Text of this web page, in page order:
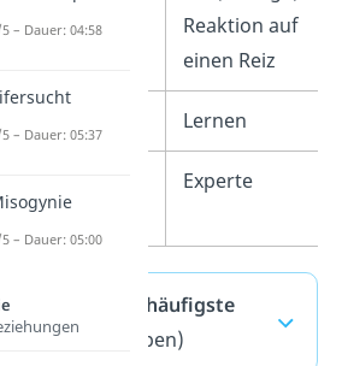
Reaktion auf
einen Reiz
Lernen
Experte
— häufigste
(ausklappen)
– Dauer: 04:58
– Dauer: 05:37
– Dauer: 05:00